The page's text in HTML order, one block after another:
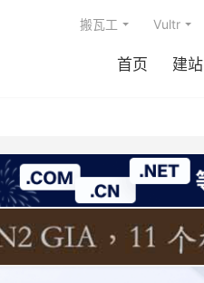
首页 建站
搬瓦工 Vultr